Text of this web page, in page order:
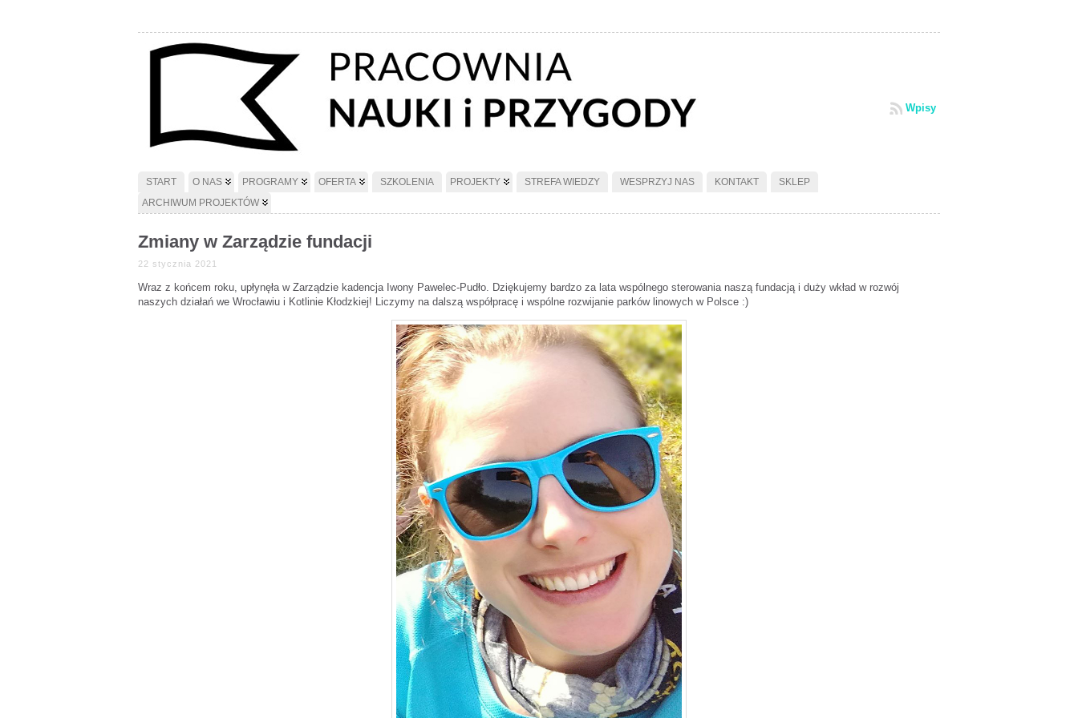
Wpisy
START O NAS PROGRAMY OFERTA SZKOLENIA PROJEKTY STREFA WIEDZY WESPRZYJ NAS KONTAKT
SKLEP
ARCHIWUM PROJEKTÓW
Zmiany w Zarządzie fundacji
22 stycznia 2021
Wraz z końcem roku, upłynęła w Zarządzie kadencja Iwony Pawelec-Pudło. Dziękujemy bardzo za lata wspólnego sterowania naszą fundacją i duży wkład w rozwój
naszych działań we Wrocławiu i Kotlinie Kłodzkiej! Liczymy na dalszą współpracę i wspólne rozwijanie parków linowych w Polsce :)